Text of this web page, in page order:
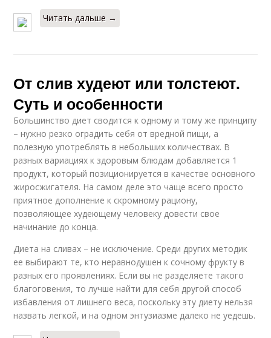
Читать дальше →
От слив худеют или толстеют.
Суть и особенности
Большинство диет сводится к одному и тому же принципу
– нужно резко оградить себя от вредной пищи, а
полезную употреблять в небольших количествах. В
разных вариациях к здоровым блюдам добавляется 1
продукт, который позиционируется в качестве основного
жиросжигателя. На самом деле это чаще всего просто
приятное дополнение к скромному рациону,
позволяющее худеющему человеку довести свое
начинание до конца.
Диета на сливах – не исключение. Среди других методик
ее выбирают те, кто неравнодушен к сочному фрукту в
разных его проявлениях. Если вы не разделяете такого
благоговения, то лучше найти для себя другой способ
избавления от лишнего веса, поскольку эту диету нельзя
назвать легкой, и на одном энтузиазме далеко не уедешь.